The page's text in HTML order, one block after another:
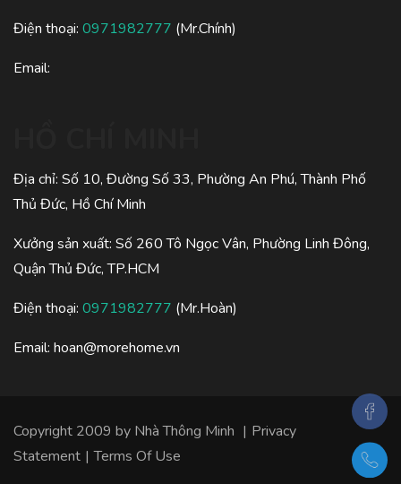
Điện thoại: 0971982777 (Mr.Chính)
Email:
Địa chỉ: Số 10, Đường Số 33, Phường An Phú, Thành Phố
Thủ Đức, Hồ Chí Minh
Xưởng sản xuất: Số 260 Tô Ngọc Vân, Phường Linh Đông,
Quận Thủ Đức, TP.HCM
Điện thoại: 0971982777 (Mr.Hoàn)
Email: hoan@morehome.vn
Copyright 2009 by Nhà Thông Minh | Privacy
Statement | Terms Of Use